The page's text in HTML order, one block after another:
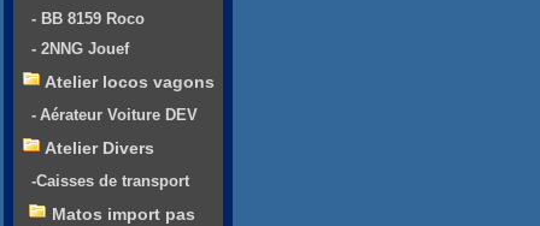
- BB 8159 Roco
- 2NNG Jouef
Atelier locos vagons
- Aérateur Voiture DEV
Atelier Divers
-Caisses de transport
Matos import pas